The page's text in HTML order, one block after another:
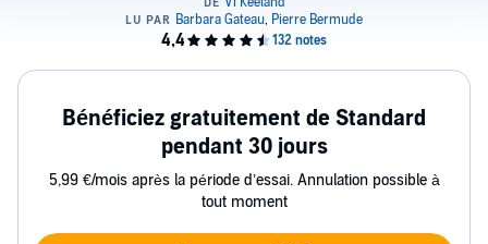
Bénéficiez gratuitement de Standard
pendant 30 jours
5,99 €/mois après la période d’essai. Annulation possible à
tout moment